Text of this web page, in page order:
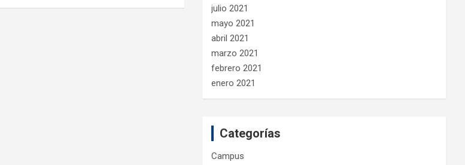
julio 2021
mayo 2021
abril 2021
marzo 2021
febrero 2021
enero 2021
Categorías
Campus